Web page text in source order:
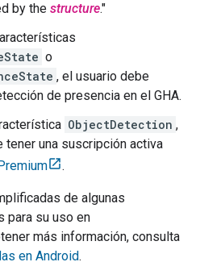
by the structure."
o
, el usuario debe
de presencia en el GHA.
ObjectDetection ,
tener una suscripción activa
.
de algunas
para su uso en
más información, consulta
en Android.